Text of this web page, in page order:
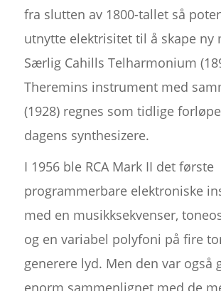
fra slutten av 1800-tallet så
utnytte elektrisitet til å skape ny
Særlig Cahills Telharmonium
Theremins instrument med
(1928) regnes som tidlige
dagens synthesizere.
I 1956 ble RCA Mark II det første
programmerbare elektroniske
med en musikksekvenser,
og en variabel polyfoni på fire
generere lyd. Men den var også